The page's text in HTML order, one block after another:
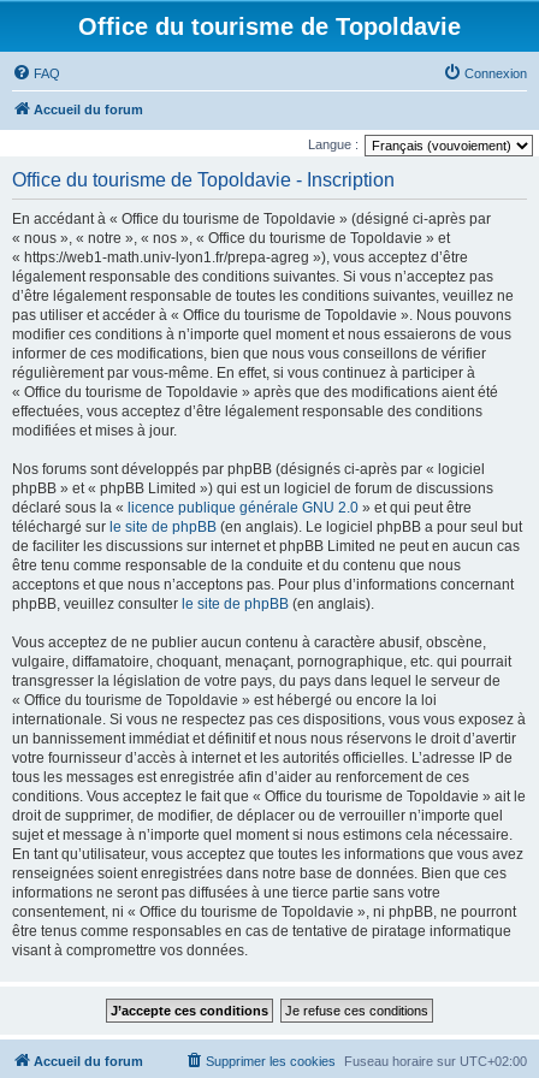
Office du tourisme de Topoldavie
FAQ Connexion
Accueil du forum
Langue :
Office du tourisme de Topoldavie - Inscription
En accédant à « Office du tourisme de Topoldavie » (désigné ci-après par
« nous », « notre », « nos », « Office du tourisme de Topoldavie » et
« https://web1-math.univ-lyon1.fr/prepa-agreg »), vous acceptez d’être
légalement responsable des conditions suivantes. Si vous n’acceptez pas
d’être légalement responsable de toutes les conditions suivantes, veuillez ne
pas utiliser et accéder à « Office du tourisme de Topoldavie ». Nous pouvons
modifier ces conditions à n’importe quel moment et nous essaierons de vous
informer de ces modifications, bien que nous vous conseillons de vérifier
régulièrement par vous-même. En effet, si vous continuez à participer à
« Office du tourisme de Topoldavie » après que des modifications aient été
effectuées, vous acceptez d’être légalement responsable des conditions
modifiées et mises à jour.
Nos forums sont développés par phpBB (désignés ci-après par « logiciel
phpBB » et « phpBB Limited ») qui est un logiciel de forum de discussions
déclaré sous la « licence publique générale GNU 2.0 » et qui peut être
téléchargé sur le site de phpBB (en anglais). Le logiciel phpBB a pour seul but
de faciliter les discussions sur internet et phpBB Limited ne peut en aucun cas
être tenu comme responsable de la conduite et du contenu que nous
acceptons et que nous n’acceptons pas. Pour plus d’informations concernant
phpBB, veuillez consulter le site de phpBB (en anglais).
Vous acceptez de ne publier aucun contenu à caractère abusif, obscène,
vulgaire, diffamatoire, choquant, menaçant, pornographique, etc. qui pourrait
transgresser la législation de votre pays, du pays dans lequel le serveur de
« Office du tourisme de Topoldavie » est hébergé ou encore la loi
internationale. Si vous ne respectez pas ces dispositions, vous vous exposez à
un bannissement immédiat et définitif et nous nous réservons le droit d’avertir
votre fournisseur d’accès à internet et les autorités officielles. L’adresse IP de
tous les messages est enregistrée afin d’aider au renforcement de ces
conditions. Vous acceptez le fait que « Office du tourisme de Topoldavie » ait le
droit de supprimer, de modifier, de déplacer ou de verrouiller n’importe quel
sujet et message à n’importe quel moment si nous estimons cela nécessaire.
En tant qu’utilisateur, vous acceptez que toutes les informations que vous avez
renseignées soient enregistrées dans notre base de données. Bien que ces
informations ne seront pas diffusées à une tierce partie sans votre
consentement, ni « Office du tourisme de Topoldavie », ni phpBB, ne pourront
être tenus comme responsables en cas de tentative de piratage informatique
visant à compromettre vos données.
Accueil du forum Fuseau horaire sur UTC+02:00
Supprimer les cookies